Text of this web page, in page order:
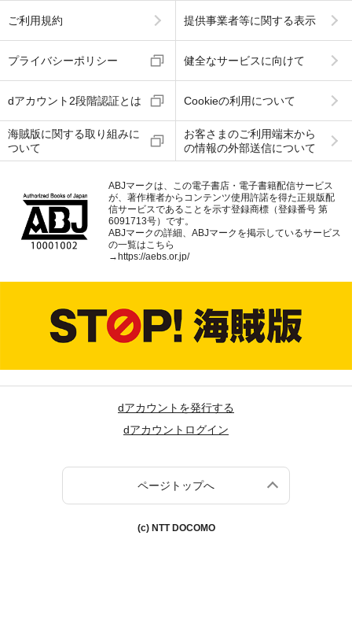
ご利用規約 提供事業者等に関する表示
プライバシーポリシー 健全なサービスに向けて
dアカウント2段階認証とは Cookieの利用について
海賊版に関する取り組みに
ついて
お客さまのご利用端末から
の情報の外部送信について
ABJマークは、この電子書店・電子書籍配信サービス
が、著作権者からコンテンツ使用許諾を得た正規版配
信サービスであることを示す登録商標（登録番号 第
6091713号）です。
ABJマークの詳細、ABJマークを掲示しているサービス
の一覧はこちら
→ https://aebs.or.jp/
dアカウントを発行する
dアカウントログイン
ページトップへ
(c) NTT DOCOMO